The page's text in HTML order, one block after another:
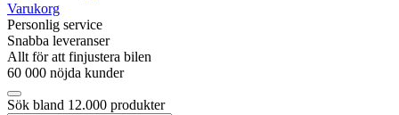
Varukorg
Personlig service
Snabba leveranser
Allt för att finjustera bilen
60 000 nöjda kunder
Sök bland 12.000 produkter